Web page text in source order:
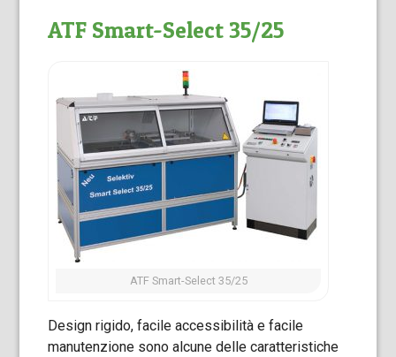
ATF Smart-Select 35/25
ATF Smart-Select 35/25
Design rigido, facile accessibilità e facile
manutenzione sono alcune delle caratteristiche